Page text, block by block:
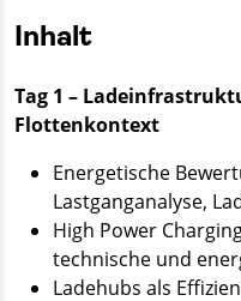
Inhalt
Tag 1 –
Flottenkontext
Energetische
Lastganganalyse,
High Power
technische und
Ladehubs als